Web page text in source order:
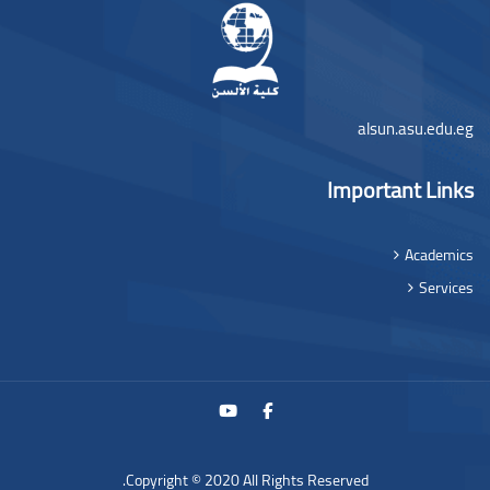
alsun.asu.edu.eg
Important Links
Academics
Services
Copyright © 2020 All Rights Reserved.